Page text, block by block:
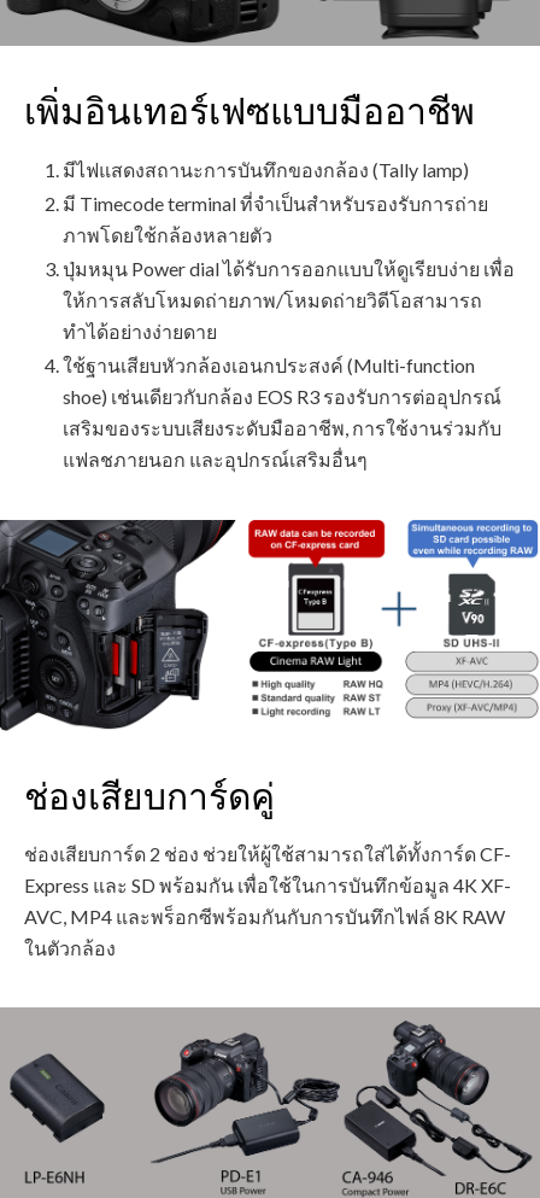
เพิ่มอินเทอร์เฟซแบบมืออาชีพ
มีไฟแสดงสถานะการบันทึกของกล้อง (Tally lamp)
มี Timecode terminal ที่จำเป็นสำหรับรองรับการถ่าย
ภาพโดยใช้กล้องหลายตัว
ปุ่มหมุน Power dial ได้รับการออกแบบให้ดูเรียบง่าย เพื่อ
ให้การสลับโหมดถ่ายภาพ/โหมดถ่ายวิดีโอสามารถ
ทำได้อย่างง่ายดาย
ใช้ฐานเสียบหัวกล้องเอนกประสงค์ (Multi-function
shoe) เช่นเดียวกับกล้อง EOS R3 รองรับการต่ออุปกรณ์
เสริมของระบบเสียงระดับมืออาชีพ, การใช้งานร่วมกับ
แฟลชภายนอก และอุปกรณ์เสริมอื่นๆ
ช่องเสียบการ์ดคู่
ช่องเสียบการ์ด 2 ช่อง ช่วยให้ผู้ใช้สามารถใส่ได้ทั้งการ์ด CF-
Express และ SD พร้อมกัน เพื่อใช้ในการบันทึกข้อมูล 4K XF-
AVC, MP4 และพร็อกซีพร้อมกันกับการบันทึกไฟล์ 8K RAW
ในตัวกล้อง